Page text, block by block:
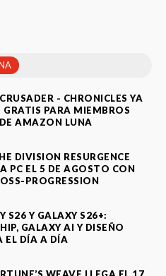
- CHRONICLES YA
GRATIS PARA MIEMBROS
AMAZON LUNA
DIVISION RESURGENCE
PC EL 5 DE AGOSTO CON
PROGRESSION
S26 Y GALAXY S26+:
GALAXY AI Y DISEÑO
EL DÍA A DÍA